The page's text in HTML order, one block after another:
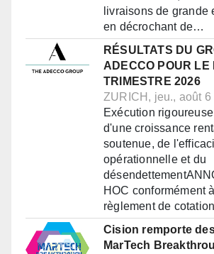
livraisons de grande
en décrochant de…
RÉSULTATS DU
ADECCO POUR LE
TRIMESTRE 2026
ZURICH, jeu., août 6
Exécution
d'une croissance
soutenue, de
opérationnelle et du
HOC conformément
règlement de
Cision remporte
MarTech